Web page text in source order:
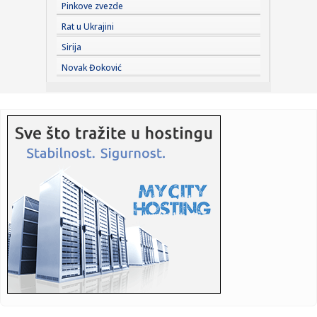
23:38:Partizan demolirao Tobol, Ilić konačno zadovoljan: Na
momente j...
23:36:U Minhenu krenula serijska proizvodnja potpuno
električnog BMW-a...
23:34: PRE PAR MESECI SANJALI TITULU, SADA IH SVI DEMOLIRAJU:
Benfika si...
23:33:
...
23:33:Kratak predah od vrućina: Pljuskovi noćas stižu u region,
osvj...
23:33:Osuđen provalnik iz BiH, branio se da je krao za liječenje
ćer...
23:32:Potresna poruka Dijane Dilajn o životu i smrti njenog brata:
"Im...
Pinkove zvezde
Rat u Ukrajini
Sirija
Novak Đoković